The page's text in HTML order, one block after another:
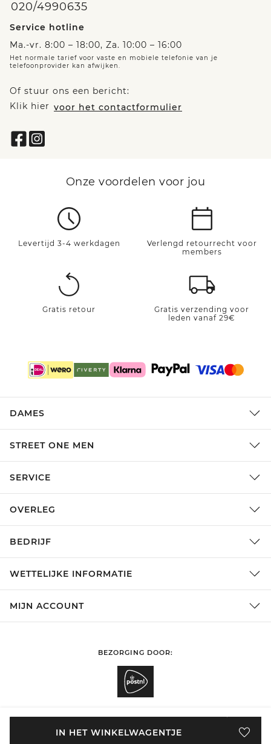
IN HET WINKELWAGENTJE
020/4990635
Service hotline
Ma.-vr. 8:00 – 18:00, Za. 10:00 – 16:00
Het normale tarief voor vaste en mobiele telefonie van je
telefoonprovider kan afwijken.
Of stuur ons een bericht:
Klik hier voor het contactformulier
Onze voordelen voor jou
Levertijd 3-4 werkdagen
Verlengd retourrecht voor
members
Gratis retour
Gratis verzending voor
leden vanaf 29€
DAMES
STREET ONE MEN
SERVICE
OVERLEG
BEDRIJF
WETTELIJKE INFORMATIE
MIJN ACCOUNT
BEZORGING DOOR: